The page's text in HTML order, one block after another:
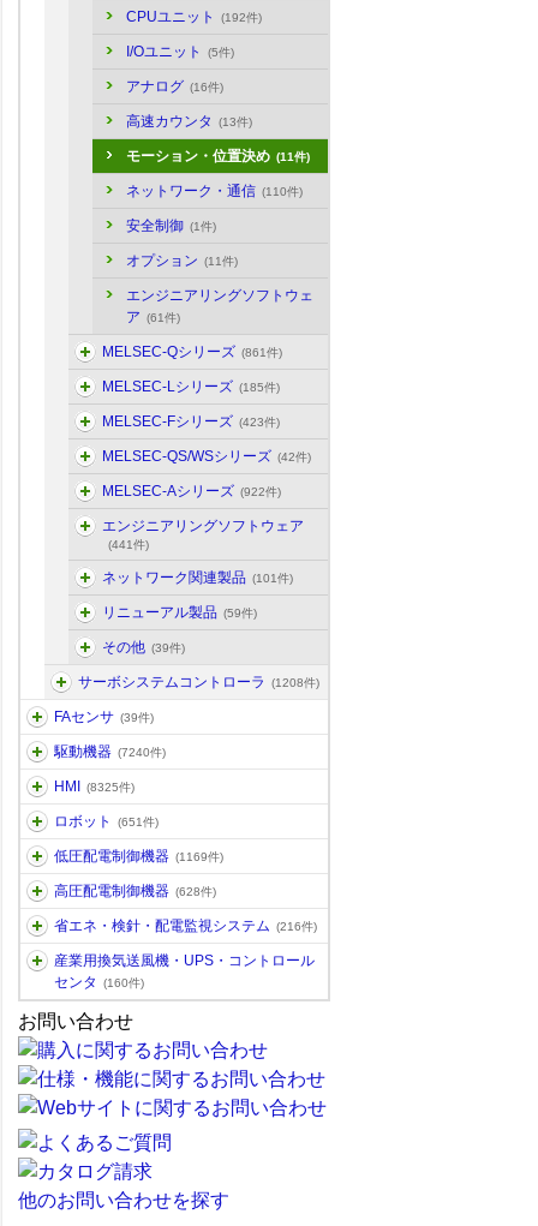
CPUユニット (192件)
I/Oユニット (5件)
アナログ (16件)
高速カウンタ (13件)
モーション・位置決め (11件)
ネットワーク・通信 (110件)
安全制御 (1件)
オプション (11件)
エンジニアリングソフトウェ
ア (61件)
MELSEC-Qシリーズ (861件)
MELSEC-Lシリーズ (185件)
MELSEC-Fシリーズ (423件)
MELSEC-QS/WSシリーズ (42件)
MELSEC-Aシリーズ (922件)
エンジニアリングソフトウェア
(441件)
ネットワーク関連製品 (101件)
リニューアル製品 (59件)
その他 (39件)
サーボシステムコントローラ (1208件)
FAセンサ (39件)
駆動機器 (7240件)
HMI (8325件)
ロボット (651件)
低圧配電制御機器 (1169件)
高圧配電制御機器 (628件)
省エネ・検針・配電監視システム (216件)
産業用換気送風機・UPS・コントロール
センタ
(160件)
お問い合わせ
他のお問い合わせを探す